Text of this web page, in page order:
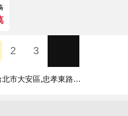
2 3
台北市大安區,忠孝東路四段